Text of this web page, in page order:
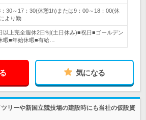
30～17：30(休憩1h)または9：00～18：00(休
より勤…
以上完全週休2日制(土日休み)■祝日■ゴールデン
暇■年始休暇■有給…
気になる
リーや新国立競技場の建設時にも当社の仮設資